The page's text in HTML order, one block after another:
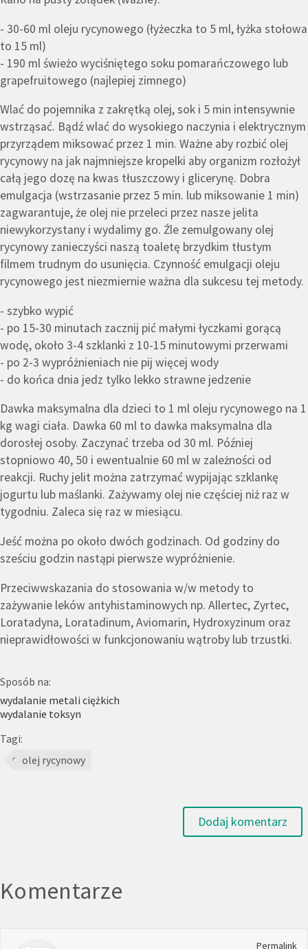
- 30-60 ml oleju rycynowego (łyżeczka to 5 ml, łyżka stołowa
to 15 ml)
- 190 ml świeżo wyciśniętego soku pomarańczowego lub
grapefruitowego (najlepiej zimnego)
Wlać do pojemnika z zakrętką olej, sok i 5 min intensywnie
wstrząsać. Bądź wlać do wysokiego naczynia i elektrycznym
przyrządem miksować przez 1 min. Ważne aby rozbić olej
rycynowy na jak najmniejsze kropelki aby organizm rozłożył
całą jego dozę na kwas tłuszczowy i glicerynę. Dobra
emulgacja (wstrzasanie przez 5 min. lub miksowanie 1 min)
zagwarantuje, że olej nie przeleci przez nasze jelita
niewykorzystany i wydalimy go. Źle zemulgowany olej
rycynowy zanieczyści naszą toaletę brzydkim tłustym
filmem trudnym do usunięcia. Czynność emulgacji oleju
rycynowego jest niezmiernie ważna dla sukcesu tej metody.
- szybko wypić
- po 15-30 minutach zacznij pić małymi łyczkami gorącą
wodę, około 3-4 szklanki z 10-15 minutowymi przerwami
- po 2-3 wypróżnieniach nie pij więcej wody
- do końca dnia jedz tylko lekko strawne jedzenie
Dawka maksymalna dla dzieci to 1 ml oleju rycynowego na 1
kg wagi ciała. Dawka 60 ml to dawka maksymalna dla
dorosłej osoby. Zaczynać trzeba od 30 ml. Później
stopniowo 40, 50 i ewentualnie 60 ml w zależności od
reakcji. Ruchy jelit można zatrzymać wypijając szklankę
jogurtu lub maślanki. Zażywamy olej nie częściej niż raz w
tygodniu. Zaleca się raz w miesiącu.
Jeść można po około dwóch godzinach. Od godziny do
sześciu godzin nastąpi pierwsze wypróżnienie.
Przeciwwskazania do stosowania w/w metody to
zażywanie leków antyhistaminowych np. Allertec, Zyrtec,
Loratadyna, Loratadinum, Aviomarin, Hydroxyzinum oraz
nieprawidłowości w funkcjonowaniu wątroby lub trzustki.
Sposób na:
wydalanie metali ciężkich
wydalanie toksyn
Tagi:
olej rycynowy
Dodaj komentarz
Komentarze
Permalink